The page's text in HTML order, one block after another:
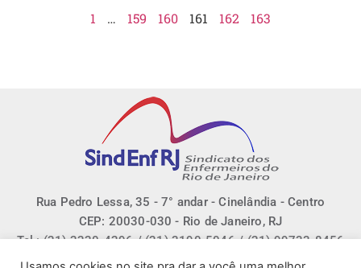
1 … 159 160 161 162 163
Rua Pedro Lessa, 35 - 7° andar - Cinelândia - Centro
CEP: 20030-030 - Rio de Janeiro, RJ
Tel.: (21) 2220-4296 / (21) 3190-5046 / (21) 99733-8456
E-mail: sindenfrj@sindenfrj.org.br